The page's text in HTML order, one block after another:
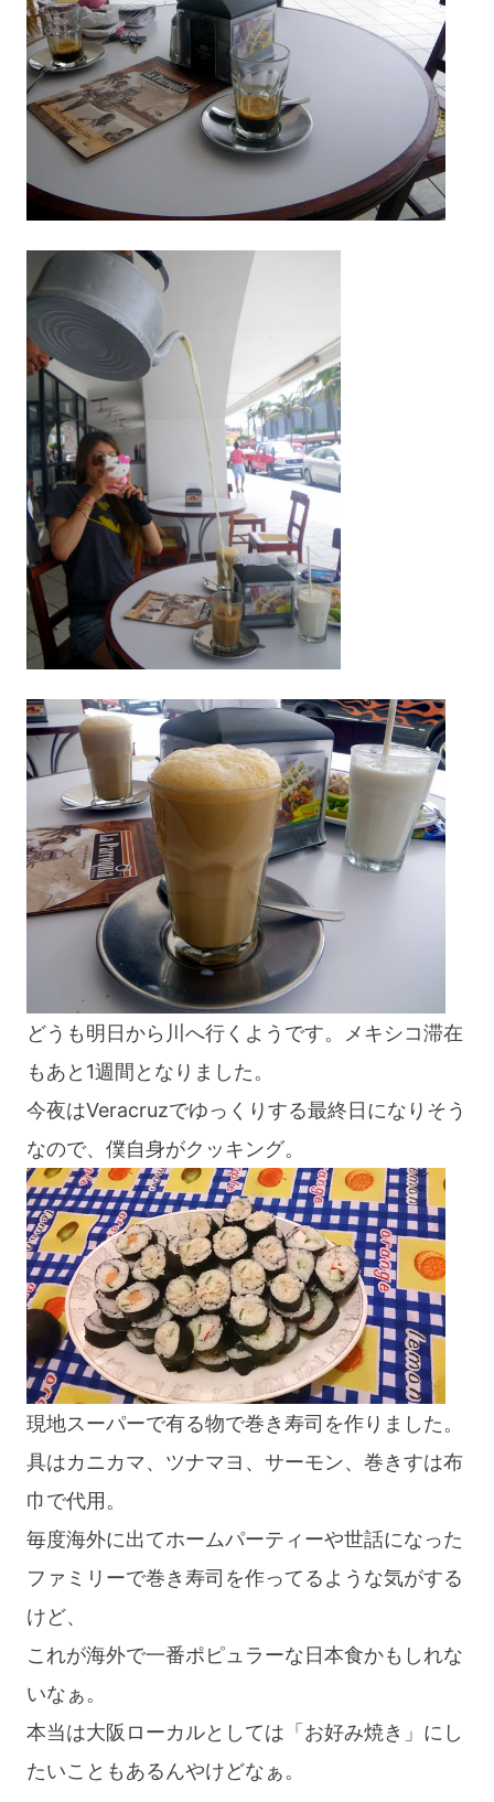
どうも明日から川へ行くようです。メキシコ滞在
もあと1週間となりました。
今夜はVeracruzでゆっくりする最終日になりそう
なので、僕自身がクッキング。
現地スーパーで有る物で巻き寿司を作りました。
具はカニカマ、ツナマヨ、サーモン、巻きすは布
巾で代用。
毎度海外に出てホームパーティーや世話になった
ファミリーで巻き寿司を作ってるような気がする
けど、
これが海外で一番ポピュラーな日本食かもしれな
いなぁ。
本当は大阪ローカルとしては「お好み焼き」にし
たいこともあるんやけどなぁ。